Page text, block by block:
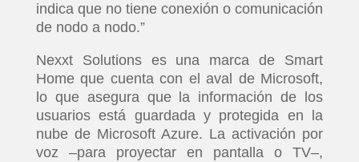
indica que no tiene conexión o comunicación
de nodo a nodo.”
Nexxt Solutions es una marca de Smart
Home que cuenta con el aval de Microsoft,
lo que asegura que la información de los
usuarios está guardada y protegida en la
nube de Microsoft Azure. La activación por
voz –para proyectar en pantalla o TV–,